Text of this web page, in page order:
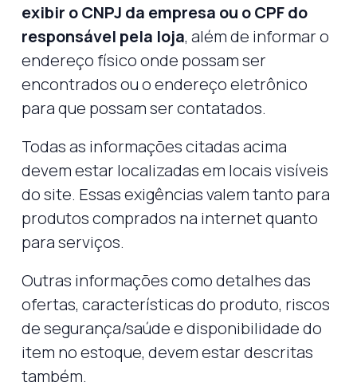
exibir o CNPJ da empresa ou o CPF do
responsável pela loja, além de informar o
endereço físico onde possam ser
encontrados ou o endereço eletrônico
para que possam ser contatados.
Todas as informações citadas acima
devem estar localizadas em locais visíveis
do site. Essas exigências valem tanto para
produtos comprados na internet quanto
para serviços.
Outras informações como detalhes das
ofertas, características do produto, riscos
de segurança/saúde e disponibilidade do
item no estoque, devem estar descritas
também.